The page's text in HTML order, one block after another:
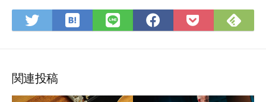
Twitter
で
ア
は
て
LINE
で
Facebook
で
Pocket
に
で
関連投稿